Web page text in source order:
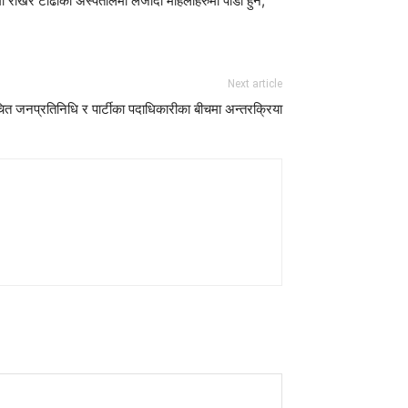
Next article
जनप्रतिनिधि र पार्टीका पदाधिकारीका बीचमा अन्तरक्रिया